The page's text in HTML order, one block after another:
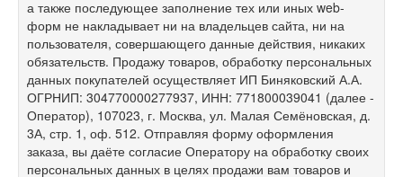
а также последующее заполнение тех или иных web-
форм не накладывает ни на владельцев сайта, ни на
пользователя, совершающего данные действия, никаких
обязательств. Продажу товаров, обработку персональных
данных покупателей осуществляет ИП Биняковский А.А.
ОГРНИП: 304770000277937, ИНН: 771800039041 (далее -
Оператор), 107023, г. Москва, ул. Малая Семёновская, д.
3А, стр. 1, оф. 512. Отправляя форму оформления
заказа, вы даёте согласие Оператору на обработку своих
персональных данных в целях продажи вам товаров и